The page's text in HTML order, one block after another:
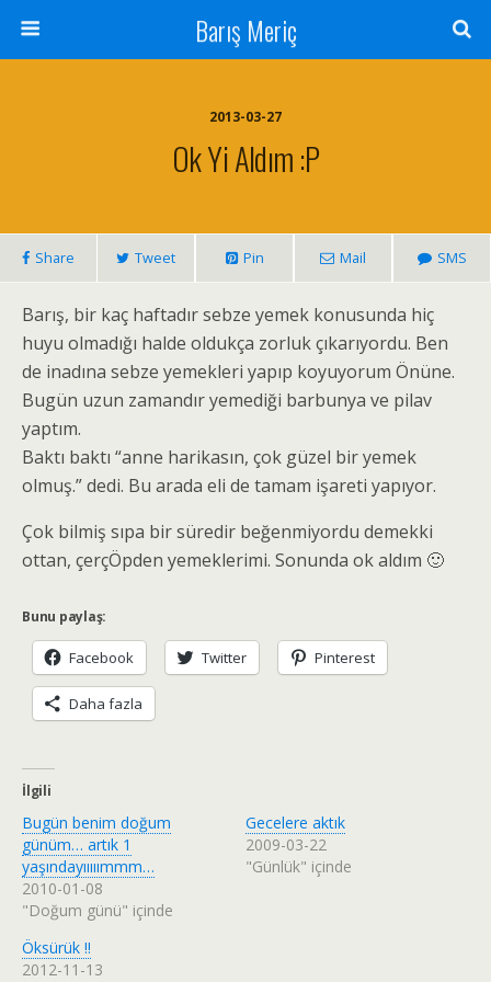
Barış Meriç
2013-03-27
Ok Yi Aldım :P
Share Tweet Pin Mail SMS
Barış, bir kaç haftadır sebze yemek konusunda hiç
huyu olmadığı halde oldukça zorluk çıkarıyordu. Ben
de inadına sebze yemekleri yapıp koyuyorum Önüne.
Bugün uzun zamandır yemediği barbunya ve pilav
yaptım.
Baktı baktı “anne harikasın, çok güzel bir yemek
olmuş.” dedi. Bu arada eli de tamam işareti yapıyor.
Çok bilmiş sıpa bir süredir beğenmiyordu demekki
ottan, çerçÖpden yemeklerimi. Sonunda ok aldım 🙂
Bunu paylaş:
Facebook Twitter Pinterest
Daha fazla
İlgili
Bugün benim doğum
günüm… artık 1
yaşındayııııımmm…
2010-01-08
"Doğum günü" içinde
Gecelere aktık
2009-03-22
"Günlük" içinde
Öksürük !!
2012-11-13